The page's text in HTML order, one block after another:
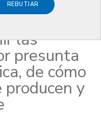
REBUTJAR
las
presunta
de cómo
producen y